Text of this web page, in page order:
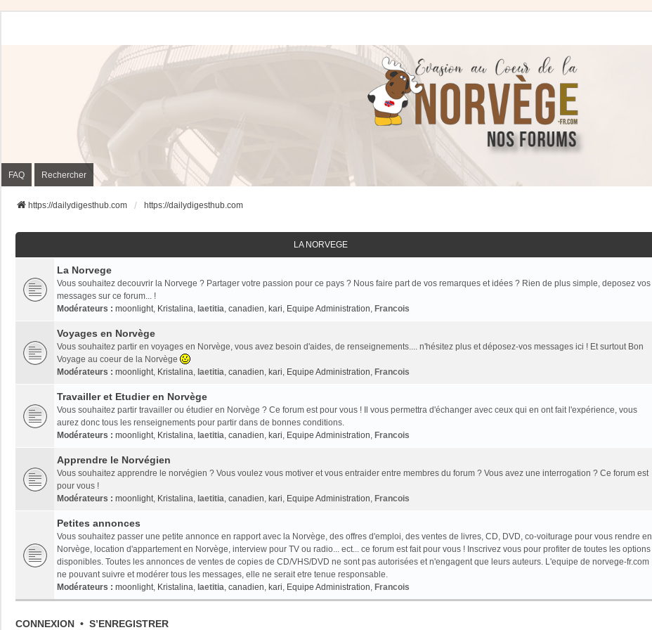
FAQ Rechercher
https://dailydigesthub.com https://dailydigesthub.com
LA NORVEGE
La Norvege
Vous souhaitez decouvrir la Norvege ? Partager votre passion pour ce pays ? Nous faire part de vos remarques et idées ? Rien de plus simple, deposez vos
messages sur ce forum... !
Modérateurs : moonlight, Kristalina, laetitia, canadien, kari, Equipe Administration, Francois
Voyages en Norvège
Vous souhaitez partir en voyages en Norvège, vous avez besoin d'aides, de renseignements.... n'hésitez plus et déposez-vos messages ici ! Et surtout Bon
Voyage au coeur de la Norvège
Modérateurs : moonlight, Kristalina, laetitia, canadien, kari, Equipe Administration, Francois
Travailler et Etudier en Norvège
Vous souhaitez partir travailler ou étudier en Norvège ? Ce forum est pour vous ! Il vous permettra d'échanger avec ceux qui en ont fait l'expérience, vous
aurez donc tous les renseignements pour partir dans de bonnes conditions.
Modérateurs : moonlight, Kristalina, laetitia, canadien, kari, Equipe Administration, Francois
Apprendre le Norvégien
Vous souhaitez apprendre le norvégien ? Vous voulez vous motiver et vous entraider entre membres du forum ? Vous avez une interrogation ? Ce forum est
pour vous !
Modérateurs : moonlight, Kristalina, laetitia, canadien, kari, Equipe Administration, Francois
Petites annonces
Vous souhaitez passer une petite annonce en rapport avec la Norvège, des offres d'emploi, des ventes de livres, CD, DVD, co-voiturage pour vous rendre en
Norvège, location d'appartement en Norvège, interview pour TV ou radio... ect... ce forum est fait pour vous ! Inscrivez vous pour profiter de toutes les options
disponibles. Toutes les annonces de ventes de copies de CD/VHS/DVD ne sont pas autorisées et n'engagent que leurs auteurs. L'equipe de norvege-fr.com
ne pouvant suivre et modérer tous les messages, elle ne serait etre tenue responsable.
Modérateurs : moonlight, Kristalina, laetitia, canadien, kari, Equipe Administration, Francois
CONNEXION • S’ENREGISTRER